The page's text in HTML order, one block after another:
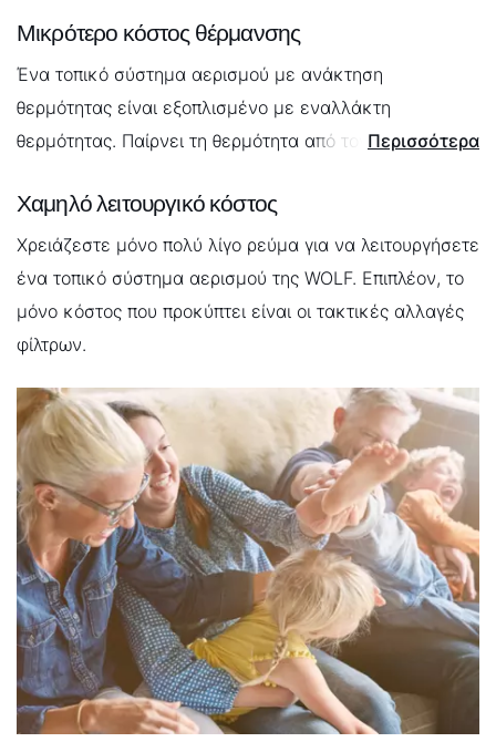
Μικρότερο κόστος θέρμανσης
Ένα τοπικό σύστημα αερισμού με ανάκτηση
θερμότητας είναι εξοπλισμένο με εναλλάκτη
θερμότητας. Παίρνει τη θερμότητα από τον αέρα
αέρα προσαγωγής. Επομένως, σχεδόν καμία ενέργεια
θέρμανσης δεν χάνεται κατά τον αυτόματο αερισμό.
Περισσότερα
Χαμηλό λειτουργικό κόστος
Χρειάζεστε μόνο πολύ λίγο ρεύμα για να λειτουργήσετε
ένα τοπικό σύστημα αερισμού της WOLF. Επιπλέον, το
μόνο κόστος που προκύπτει είναι οι τακτικές αλλαγές
φίλτρων.